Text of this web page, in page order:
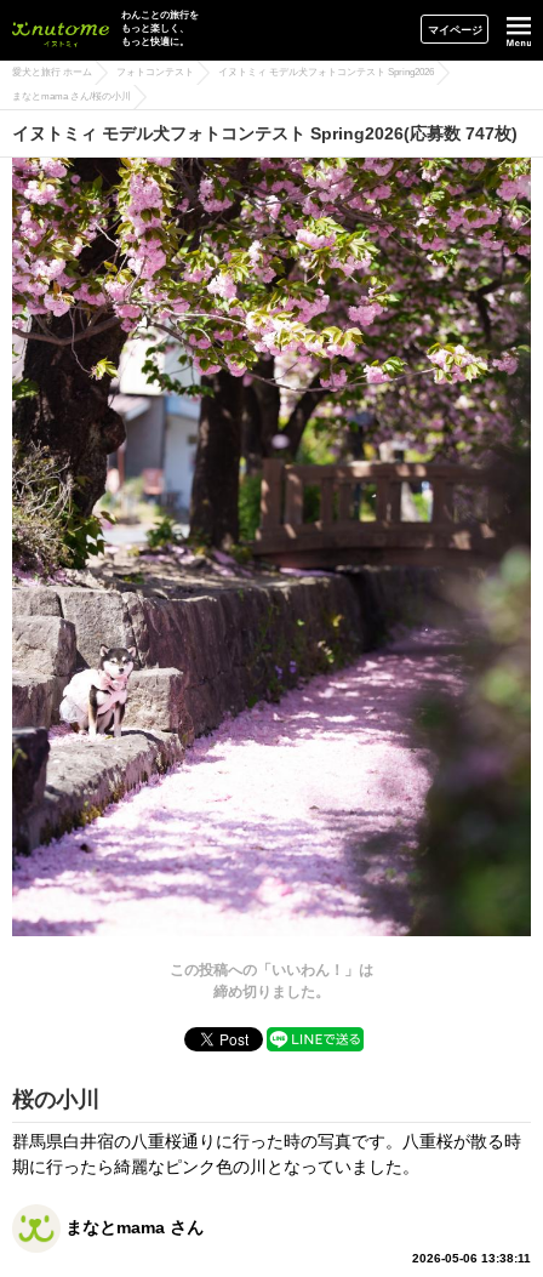
イヌトミィ
わんことの旅行を
もっと楽しく、
もっと快適に。
マイページ
愛犬と旅行 ホーム フォトコンテスト イヌトミィ モデル犬フォトコンテスト Spring2026
まなとmama さん/桜の小川
イヌトミィ モデル犬フォトコンテスト Spring2026(応募数 747枚)
この投稿への「いいわん！」は
締め切りました。
桜の小川
群馬県白井宿の八重桜通りに行った時の写真です。八重桜が散る時
期に行ったら綺麗なピンク色の川となっていました。
まなとmama さん
2026-05-06 13:38:11